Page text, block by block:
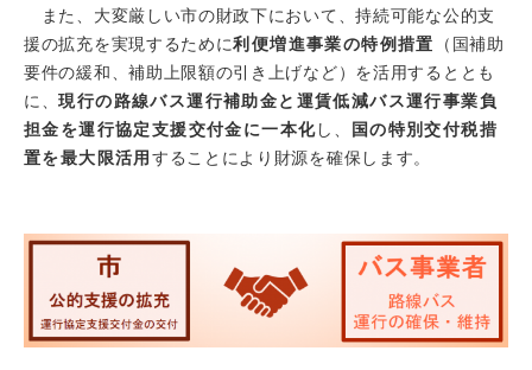
また、大変厳しい市の財政下において、持続可能な公的支
援の拡充を実現するために利便増進事業の特例措置
（国補助
要件の緩和、補助上限額の引き上げなど）を活用するととも
に、現行の路線バス運行補助金と運賃低減バス運行事業負
担金を運行協定支援交付金に一本化し、
国の特別交付税措
置を最大限活用 することにより財源を確保します。